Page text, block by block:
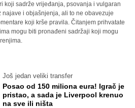
koji sadrže vrijeđanja, psovanja i vulgaran
i objašnjenja, ali to ne obavezuje
koji krše pravila. Čitanjem prihvatate
mogu biti pronađeni sadržaji koji mogu
Još jedan veliki transfer
Posao od 150 miliona eura! Igrač je
pristao, a sada je Liverpool krenuo
na sve ili ništa